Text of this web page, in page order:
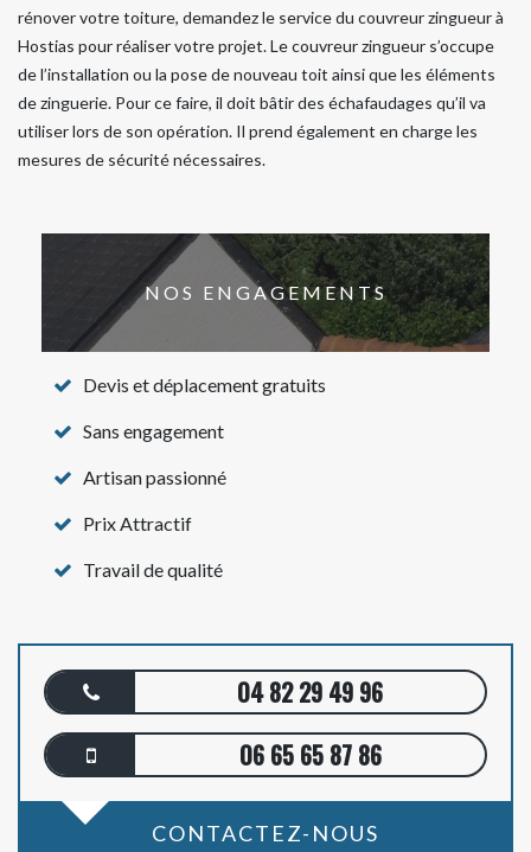
rénover votre toiture, demandez le service du couvreur zingueur à
Hostias pour réaliser votre projet. Le couvreur zingueur s’occupe
de l’installation ou la pose de nouveau toit ainsi que les éléments
de zinguerie. Pour ce faire, il doit bâtir des échafaudages qu’il va
utiliser lors de son opération. Il prend également en charge les
mesures de sécurité nécessaires.
NOS ENGAGEMENTS
Devis et déplacement gratuits
Sans engagement
Artisan passionné
Prix Attractif
Travail de qualité
04 82 29 49 96
06 65 65 87 86
CONTACTEZ-NOUS